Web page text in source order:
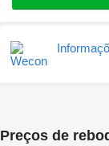
Preços de